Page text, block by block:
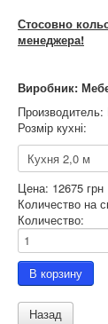
Стосовно
менеджера!
Виробник:
Производитель:
Розмір кухні:
Цена: 12675 грн
Количество на
Количество: